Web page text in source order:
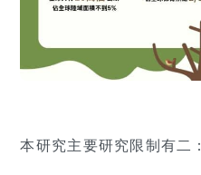
本研究主要研究限制有二：